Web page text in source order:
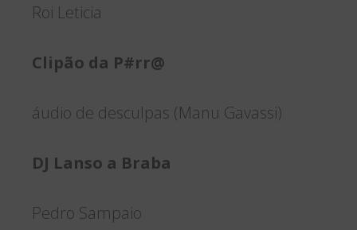
Roi Leticia
Clipão da P#rr@
áudio de desculpas (Manu Gavassi)
DJ Lanso a Braba
Pedro Sampaio